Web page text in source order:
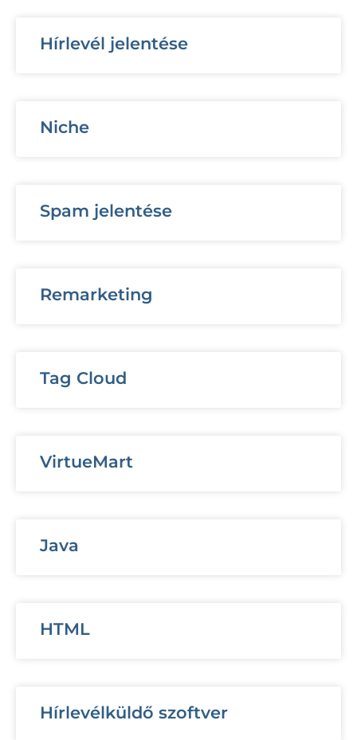
Hírlevél jelentése
Niche
Spam jelentése
Remarketing
Tag Cloud
VirtueMart
Java
HTML
Hírlevélküldő szoftver